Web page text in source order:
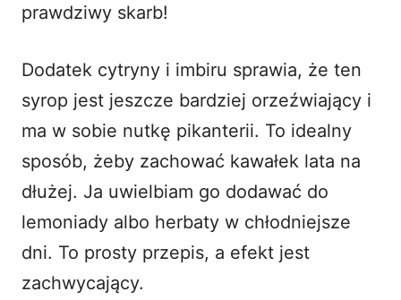
prawdziwy skarb!
Dodatek cytryny i imbiru sprawia, że ten
syrop jest jeszcze bardziej orzeźwiający i
ma w sobie nutkę pikanterii. To idealny
sposób, żeby zachować kawałek lata na
dłużej. Ja uwielbiam go dodawać do
lemoniady albo herbaty w chłodniejsze
dni. To prosty przepis, a efekt jest
zachwycający.